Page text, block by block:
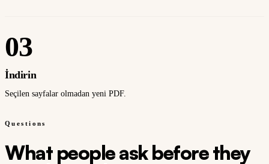
03
İndirin
Seçilen sayfalar olmadan yeni PDF.
Questions
What people ask before they